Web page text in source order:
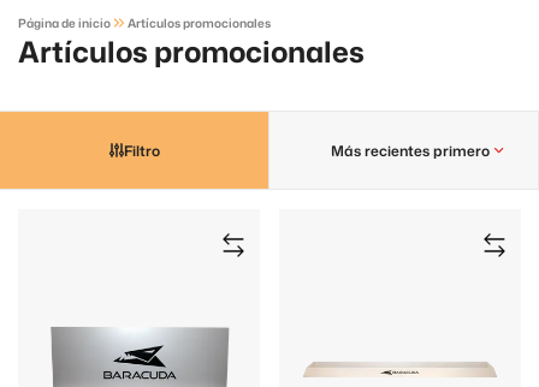
Página de inicio Artículos promocionales
Artículos promocionales
Filtro Más recientes primero